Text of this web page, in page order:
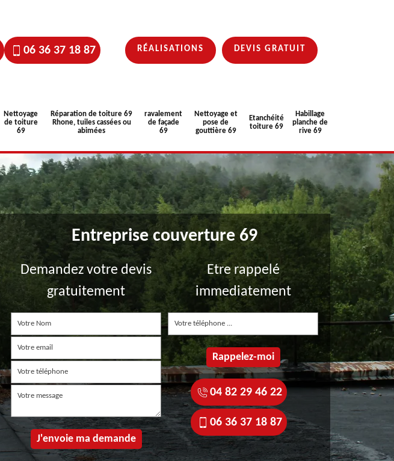
06 36 37 18 87 RÉALISATIONS DEVIS GRATUIT
Nettoyage
de toiture
69
Réparation de toiture 69
Rhone, tuiles cassées ou
abimées
ravalement
de façade
69
Nettoyage et
pose de
gouttière 69
Etanchéité
toiture 69
Habillage
planche de
rive 69
Entreprise couverture 69
Demandez votre devis
gratuitement
Etre rappelé
immediatement
04 82 29 46 22
06 36 37 18 87